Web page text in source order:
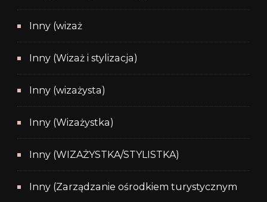
Inny (wizaż
Inny (Wizaż i stylizacja)
Inny (wizażysta)
Inny (Wizażystka)
Inny (WIZAŻYSTKA/STYLISTKA)
Inny (Zarządzanie ośrodkiem turystycznym